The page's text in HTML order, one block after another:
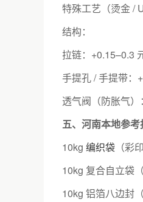
特殊工艺（烫金 /
结构：
拉链：+0.15–0.3
手提孔 / 手提带：
透气阀（防胀气
五、河南本地参考
10kg 编织袋 （
10kg 复合自立袋
10kg 铝箔八边封